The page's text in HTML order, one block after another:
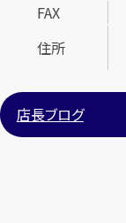
FAX
住所
店長ブログ